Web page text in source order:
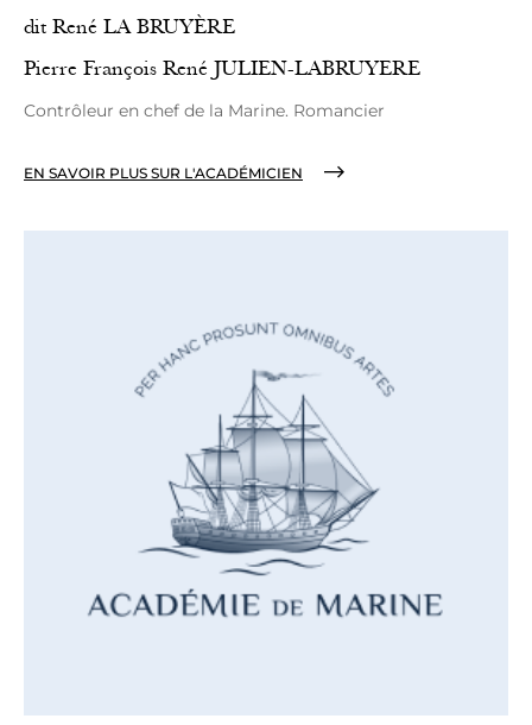
dit René LA BRUYÈRE
Pierre François René JULIEN-LABRUYERE
Contrôleur en chef de la Marine. Romancier
EN SAVOIR PLUS SUR L'ACADÉMICIEN